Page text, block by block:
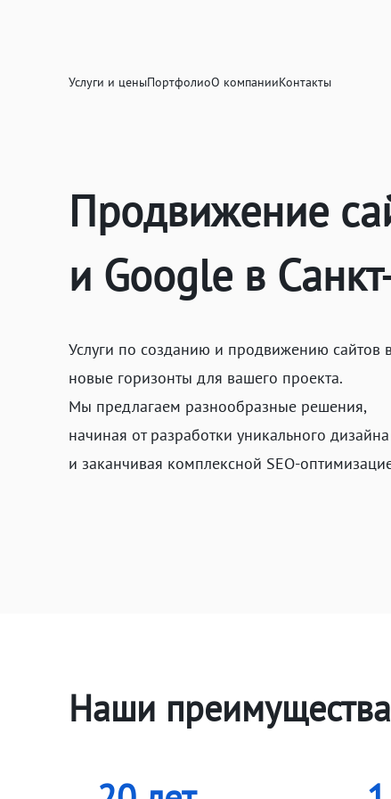
Услуги и ценыПортфолиоО компанииКонтакты
Продвижение
и Google в
Услуги по созданию и продвижению сайтов
новые горизонты для вашего проекта.
Мы предлагаем разнообразные решения,
начиная от разработки уникального дизайна
и заканчивая комплексной SEO-
Наши